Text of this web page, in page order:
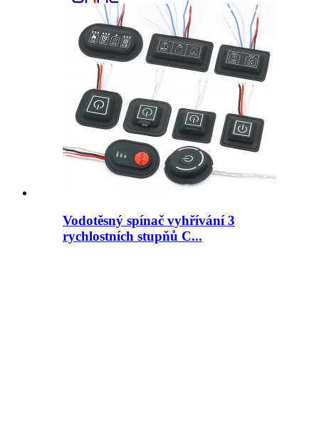
Vodotěsný spínač vyhřívání 3
rychlostních stupňů C...